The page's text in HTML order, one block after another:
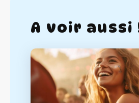
A voir aussi